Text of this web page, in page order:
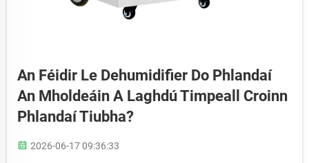
An Féidir Le Dehumidifier Do Phlandaí
An Mholdeáin A Laghdú Timpeall Croinn
Phlandaí Tiubha?
2026-06-17 09:36:33